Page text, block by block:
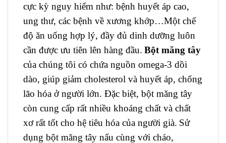
cực kỳ nguy hiểm như: bệnh huyết áp cao,
ung thư, các bệnh về xương khớp…Một chế
độ ăn uống hợp lý, đầy đủ dinh dưỡng luôn
cần được ưu tiên lên hàng đầu. Bột măng tây
của chúng tôi có chứa nguồn omega-3 dồi
dào, giúp giảm cholesterol và huyết áp, chống
lão hóa ở người lớn. Đặc biệt, bột măng tây
còn cung cấp rất nhiều khoáng chất và chất
xơ rất tốt cho hệ tiêu hóa của người già. Sử
dụng bột măng tây nấu cùng với cháo,